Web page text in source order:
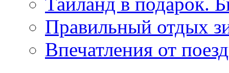
Правильный отдых
Впечатления от